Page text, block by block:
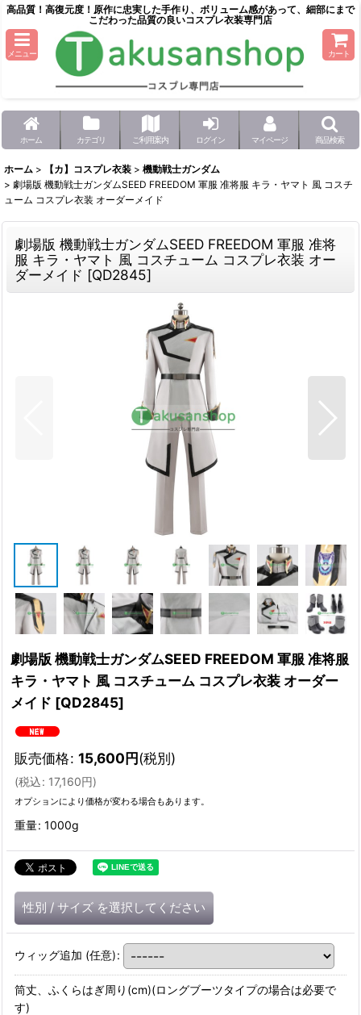
高品質！高復元度！原作に忠実した手作り、ボリューム感があって、細部にまで
こだわった品質の良いコスプレ衣装専門店
メニュー カート
ホーム カテゴリ ご利用案内 ログイン マイページ 商品検索
ホーム > 【カ】コスプレ衣装 > 機動戦士ガンダム
> 劇場版 機動戦士ガンダムSEED FREEDOM 軍服 准将服 キラ・ヤマト 風 コスチ
ューム コスプレ衣装 オーダーメイド
劇場版 機動戦士ガンダムSEED FREEDOM 軍服 准将
服 キラ・ヤマト 風 コスチューム コスプレ衣装 オー
ダーメイド [QD2845]
劇場版 機動戦士ガンダムSEED FREEDOM 軍服 准将服
キラ・ヤマト 風 コスチューム コスプレ衣装 オーダー
メイド [QD2845]
販売価格: 15,600円(税別)
(税込: 17,160円)
オプションにより価格が変わる場合もあります。
重量: 1000g
性別 / サイズ を選択してください
ウィッグ追加 (任意):
筒丈、ふくらはぎ周り(cm)(ロングブーツタイプの場合は必要で
す)